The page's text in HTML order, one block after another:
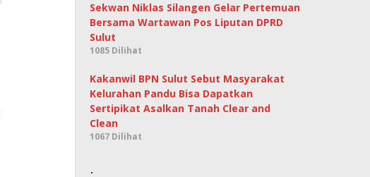
Sekwan Niklas Silangen Gelar Pertemuan
Bersama Wartawan Pos Liputan DPRD
Sulut
1085 Dilihat
Kakanwil BPN Sulut Sebut Masyarakat
Kelurahan Pandu Bisa Dapatkan
Sertipikat Asalkan Tanah Clear and
Clean
1067 Dilihat
.